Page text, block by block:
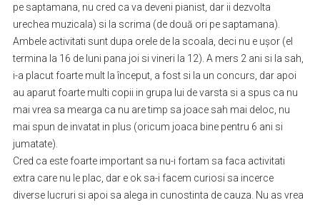
pe saptamana, nu cred ca va deveni pianist, dar ii dezvolta
urechea muzicala) si la scrima (de două ori pe saptamana).
Ambele activitati sunt dupa orele de la scoala, deci nu e ușor (el
termina la 16 de luni pana joi si vineri la 12). A mers 2 ani si la sah,
i-a placut foarte mult la început, a fost si la un concurs, dar apoi
au aparut foarte multi copii in grupa lui de varsta si a spus ca nu
mai vrea sa mearga ca nu are timp sa joace sah mai deloc, nu
mai spun de invatat in plus (oricum joaca bine pentru 6 ani si
jumatate).
Cred ca este foarte important sa nu-i fortam sa faca activitati
extra care nu le plac, dar e ok sa-i facem curiosi sa incerce
diverse lucruri si apoi sa alega in cunostinta de cauza. Nu as vrea